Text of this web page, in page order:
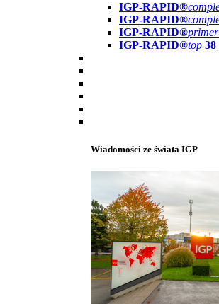
IGP-RAPID®
IGP-RAPID®
IGP-RAPID®primer
IGP-RAPID®top 38
Wiadomości ze świata IGP